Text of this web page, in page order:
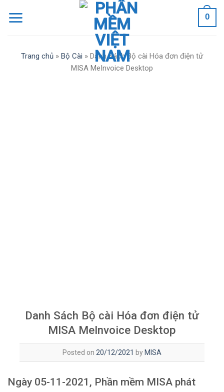
0
Trang chủ » Bộ Cài » Danh Sách Bộ cài Hóa đơn điện tử
MISA MeInvoice Desktop
Danh Sách Bộ cài Hóa đơn điện tử
MISA MeInvoice Desktop
Posted on 20/12/2021 by MISA
Ngày 05-11-2021, Phần mềm MISA phát